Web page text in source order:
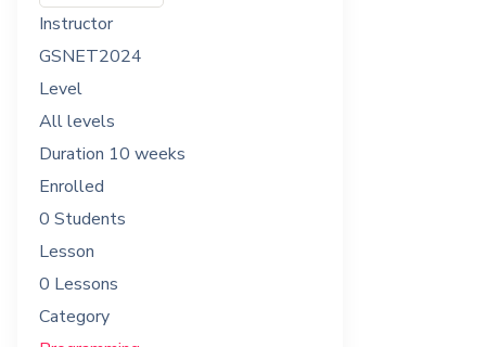
Instructor
GSNET2024
Level
All levels
Duration 10 weeks
Enrolled
0 Students
Lesson
0 Lessons
Category